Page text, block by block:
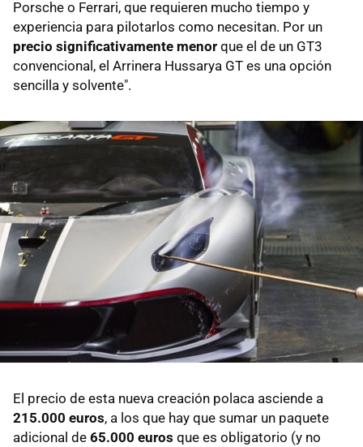
Porsche o Ferrari, que requieren mucho tiempo y
experiencia para pilotarlos como necesitan. Por un
precio significativamente menor que el de un GT3
convencional, el Arrinera Hussarya GT es una opción
sencilla y solvente".
El precio de esta nueva creación polaca asciende a
215.000 euros, a los que hay que sumar un paquete
adicional de 65.000 euros que es obligatorio (y no